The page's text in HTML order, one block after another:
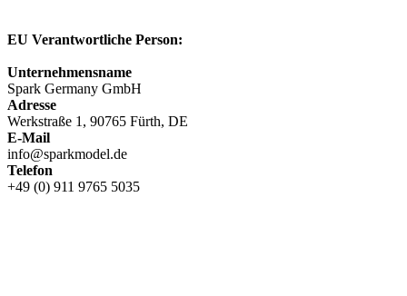
EU Verantwortliche Person:
Unternehmensname
Spark Germany GmbH
Adresse
Werkstraße 1, 90765 Fürth, DE
E-Mail
info@sparkmodel.de
Telefon
+49 (0) 911 9765 5035